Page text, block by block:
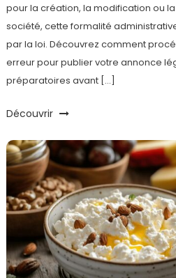
pour la création, la modification ou la
société, cette formalité
par la loi. Découvrez comment
erreur pour publier votre annonce
préparatoires avant […]
Découvrir